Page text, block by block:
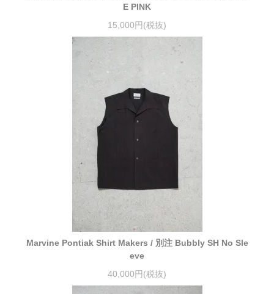
E PINK
15,000円(税抜)
Marvine Pontiak Shirt Makers / 別注 Bubbly SH No Sle
eve
40,000円(税抜)